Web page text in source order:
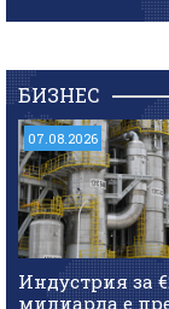
БИЗНЕС
07.08.2026
Индустрия за
милиарда е